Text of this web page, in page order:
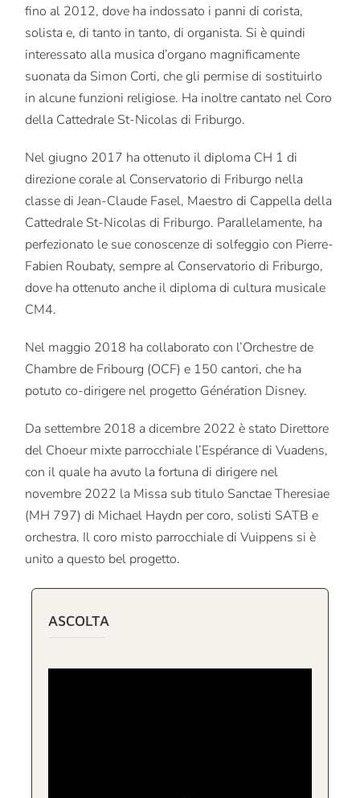
fino al 2012, dove ha indossato i panni di corista,
solista e, di tanto in tanto, di organista. Si è quindi
interessato alla musica d’organo magnificamente
suonata da Simon Corti, che gli permise di sostituirlo
in alcune funzioni religiose. Ha inoltre cantato nel Coro
della Cattedrale St-Nicolas di Friburgo.
Nel giugno 2017 ha ottenuto il diploma CH 1 di
direzione corale al Conservatorio di Friburgo nella
classe di Jean-Claude Fasel, Maestro di Cappella della
Cattedrale St-Nicolas di Friburgo. Parallelamente, ha
perfezionato le sue conoscenze di solfeggio con Pierre-
Fabien Roubaty, sempre al Conservatorio di Friburgo,
dove ha ottenuto anche il diploma di cultura musicale
CM4.
Nel maggio 2018 ha collaborato con l’Orchestre de
Chambre de Fribourg (OCF) e 150 cantori, che ha
potuto co-dirigere nel progetto Génération Disney.
Da settembre 2018 a dicembre 2022 è stato Direttore
del Choeur mixte parrocchiale l’Espérance di Vuadens,
con il quale ha avuto la fortuna di dirigere nel
novembre 2022 la Missa sub titulo Sanctae Theresiae
(MH 797) di Michael Haydn per coro, solisti SATB e
orchestra. Il coro misto parrocchiale di Vuippens si è
unito a questo bel progetto.
ASCOLTA